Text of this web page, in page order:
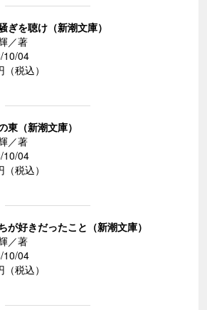
ぎを聴け（新潮文庫）
／著
10/04
税込）
東（新潮文庫）
／著
10/04
税込）
が好きだったこと（新潮文庫）
／著
10/04
税込）